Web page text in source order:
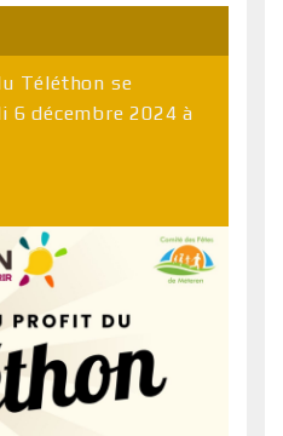
Téléthon se
6 décembre 2024 à